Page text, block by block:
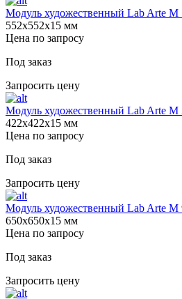
Модуль художественный Lab Arte М
552х552х15 мм
Цена по запросу
Под заказ
Запросить цену
Модуль художественный Lab Arte М
422х422х15 мм
Цена по запросу
Под заказ
Запросить цену
Модуль художественный Lab Arte М
650х650х15 мм
Цена по запросу
Под заказ
Запросить цену